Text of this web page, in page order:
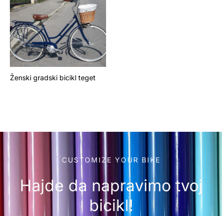
Ženski gradski bicikl teget
CUSTOMIZE YOUR BIKE
Hajde da napravimo tvoj
bicikl!